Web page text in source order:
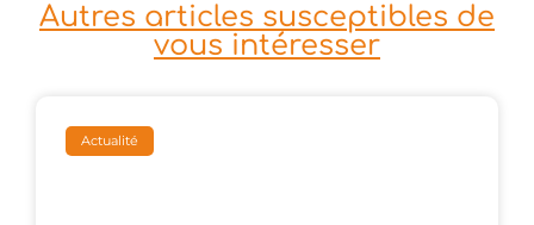
Autres articles susceptibles de
vous intéresser
Actualité